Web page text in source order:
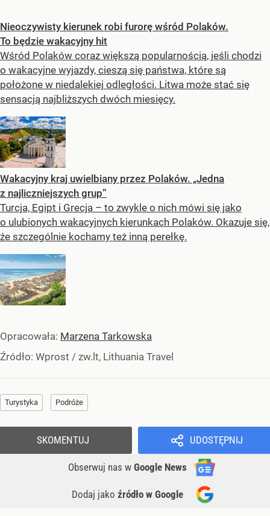
Nieoczywisty kierunek robi furorę wśród Polaków.
To będzie wakacyjny hit
Wśród Polaków coraz większą popularnością, jeśli chodzi
o wakacyjne wyjazdy, cieszą się państwa, które są
położone w niedalekiej odległości. Litwa może stać się
sensacją najbliższych dwóch miesięcy.
Wakacyjny kraj uwielbiany przez Polaków. „Jedna
z najliczniejszych grup”
Turcja, Egipt i Grecja – to zwykle o nich mówi się jako
o ulubionych wakacyjnych kierunkach Polaków. Okazuje się,
że szczególnie kochamy też inną perełkę.
Opracowała: Marzena Tarkowska
Źródło: Wprost / zw.lt, Lithuania Travel
Turystyka Podróże
UDOSTĘPNIJ
Obserwuj nas w Google News
Dodaj jako źródło w Google
SKOMENTUJ